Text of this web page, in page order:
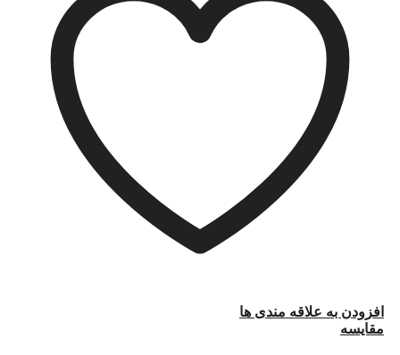
افزودن به علاقه مندی ها
مقایسه